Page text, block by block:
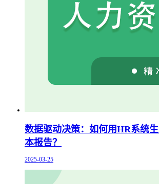
数据驱动决策：如何用HR系统
本报告？
2025-03-25